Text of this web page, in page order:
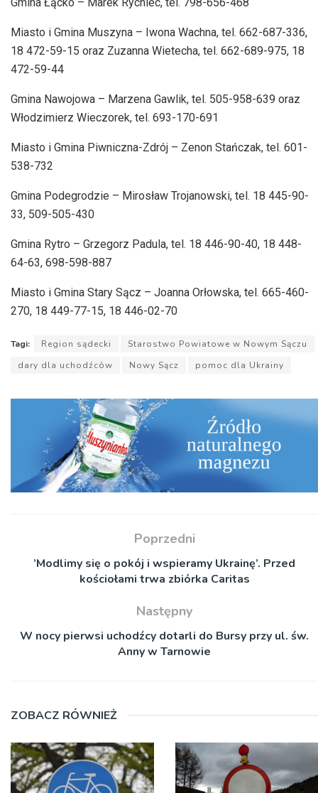
Miasto i Gmina Muszyna – Iwona Wachna, tel. 662-687-336,
18 472-59-15 oraz Zuzanna Wietecha, tel. 662-689-975, 18
472-59-44
Gmina Nawojowa – Marzena Gawlik, tel. 505-958-639 oraz
Włodzimierz Wieczorek, tel. 693-170-691
Miasto i Gmina Piwniczna-Zdrój – Zenon Stańczak, tel. 601-
538-732
Gmina Podegrodzie – Mirosław Trojanowski, tel. 18 445-90-
33, 509-505-430
Gmina Rytro – Grzegorz Padula, tel. 18 446-90-40, 18 448-
64-63, 698-598-887
Miasto i Gmina Stary Sącz – Joanna Orłowska, tel. 665-460-
270, 18 449-77-15, 18 446-02-70
Tagi: Region sądecki
Starostwo Powiatowe w Nowym Sączu
dary dla uchodźców
Nowy Sącz pomoc dla Ukrainy
Poprzedni
’Modlimy się o pokój i wspieramy Ukrainę’. Przed
kościołami trwa zbiórka Caritas
Następny
W nocy pierwsi uchodźcy dotarli do Bursy przy ul. św.
Anny w Tarnowie
ZOBACZ RÓWNIEŻ